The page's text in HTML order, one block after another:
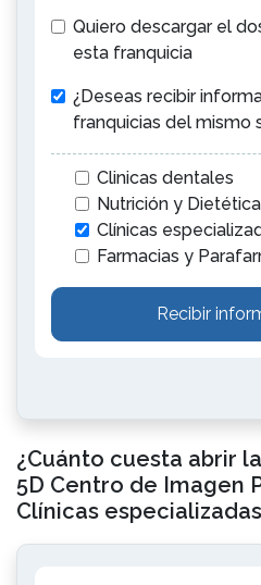
Quiero descargar el
esta franquicia
¿Deseas recibir
franquicias del mismo
Clinicas dentales
Nutrición y Dietética
Clínicas
Farmacias y
Recibir
¿Cuánto cuesta abrir
5D Centro de Imagen
Clínicas